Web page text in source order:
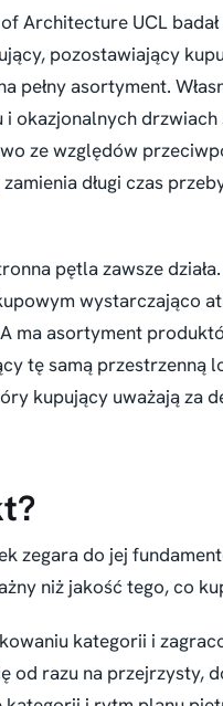
Architecture UCL
pozostawiający
pełny asortyment.
i okazjonalnych
ze względów
długi czas
pętla zawsze
wystarczająco
ma asortyment
tę samą przestrzenną
kupujący uważają za
zegara do jej
niż jakość tego, co
kategorii i
od razu na przejrzysty,